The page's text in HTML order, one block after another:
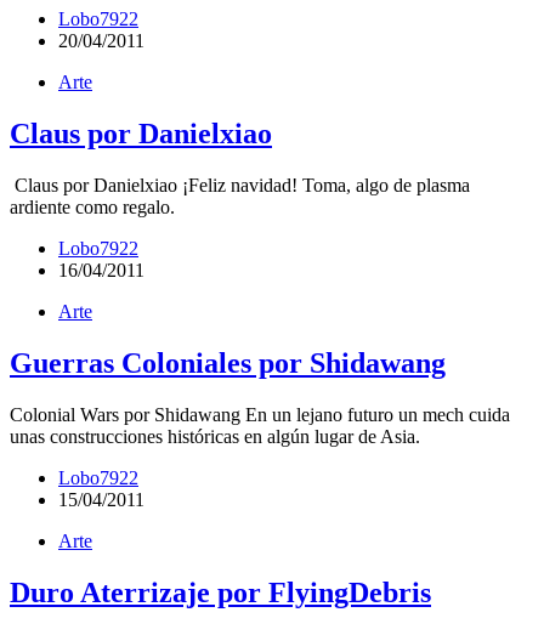
Lobo7922
20/04/2011
Arte
Claus por Danielxiao
Claus por Danielxiao ¡Feliz navidad! Toma, algo de plasma
ardiente como regalo.
Lobo7922
16/04/2011
Arte
Guerras Coloniales por Shidawang
Colonial Wars por Shidawang En un lejano futuro un mech cuida
unas construcciones históricas en algún lugar de Asia.
Lobo7922
15/04/2011
Arte
Duro Aterrizaje por FlyingDebris